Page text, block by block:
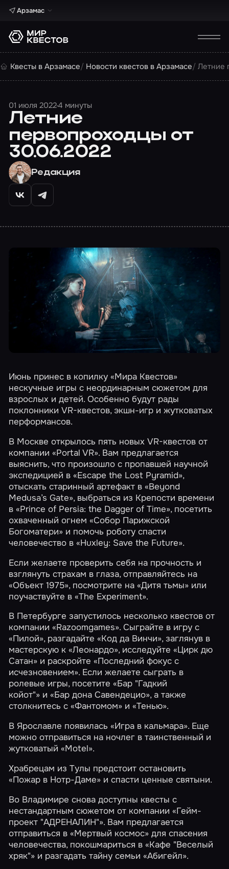
Арзамас
Квесты в Арзамасе Новости квестов в Арзамасе Летние
01 июля 20224 минуты
Летние
первопроходцы от
30.06.2022
Редакция
Июнь принес в копилку «Мира Квестов»
нескучные игры с неординарным сюжетом для
взрослых и детей. Особенно будут рады
поклонники VR-квестов, экшн-игр и жутковатых
перформансов.
В Москве открылось пять новых VR-квестов от
компании «Portal VR». Вам предлагается
выяснить, что произошло с пропавшей научной
экспедицией в«Escape the Lost Pyramid»,
отыскать старинный артефакт в«Beyond
Medusa’s Gate», выбраться из Крепости времени
в«Prince of Persia: the Dagger of Time», посетить
охваченный огнем«Собор Парижской
Богоматери» и помочь роботу спасти
человечество в«Huxley: Save the Future».
Если желаете проверить себя на прочность и
взглянуть страхам в глаза, отправляйтесь на
«Объект 1975», посмотрите на«Дитя тьмы» или
поучаствуйте в«The Experiment».
В Петербурге запустилось несколько квестов от
компании «Razoomgames». Сыграйте в игру с
«Пилой», разгадайте«Код да Винчи», заглянув в
мастерскую к«Леонардо», исследуйте«Цирк дю
Сатан» и раскройте«Последний фокус с
исчезновением». Если желаете сыграть в
ролевые игры, посетите«Бар "Гадкий
койот"» и«Бар дона Савендецио», а также
столкнитесь с«Фантомом» и«Тенью».
В Ярославле появилась «Игра в кальмара». Еще
можно отправиться на ночлег в таинственный и
жутковатый«Motel».
Храбрецам из Тулы предстоит остановить
«Пожар в Нотр-Даме» и спасти ценные святыни.
Во Владимире снова доступны квесты с
нестандартным сюжетом от компании «Гейм-
проект "АДРЕНАЛИН"». Вам предлагается
отправиться в«Мертвый космос» для спасения
человечества, покошмариться в«Кафе "Веселый
хряк"» и разгадать тайну семьи«Абигейл».